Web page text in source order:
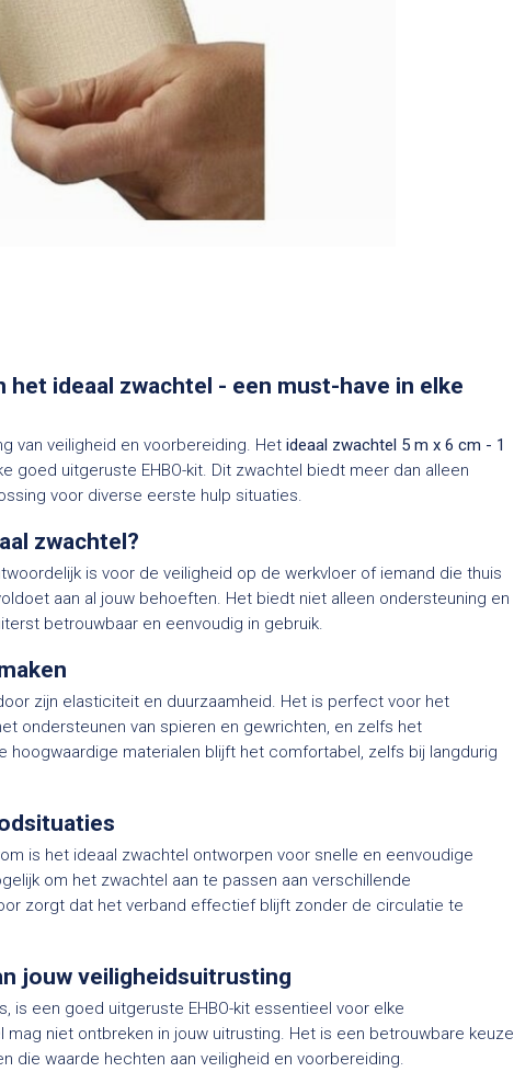
het ideaal zwachtel - een must-have in elke
van veiligheid en voorbereiding. Het ideaal zwachtel 5 m x 6 cm - 1
goed uitgeruste EHBO-kit. Dit zwachtel biedt meer dan alleen
voor diverse eerste hulp situaties.
zwachtel?
is voor de veiligheid op de werkvloer of iemand die thuis
aan al jouw behoeften. Het biedt niet alleen ondersteuning en
betrouwbaar en eenvoudig in gebruik.
zijn elasticiteit en duurzaamheid. Het is perfect voor het
ondersteunen van spieren en gewrichten, en zelfs het
hoogwaardige materialen blijft het comfortabel, zelfs bij langdurig
is het ideaal zwachtel ontworpen voor snelle en eenvoudige
om het zwachtel aan te passen aan verschillende
zorgt dat het verband effectief blijft zonder de circulatie te
jouw veiligheidsuitrusting
is een goed uitgeruste EHBO-kit essentieel voor elke
niet ontbreken in jouw uitrusting. Het is een betrouwbare keuze
die waarde hechten aan veiligheid en voorbereiding.